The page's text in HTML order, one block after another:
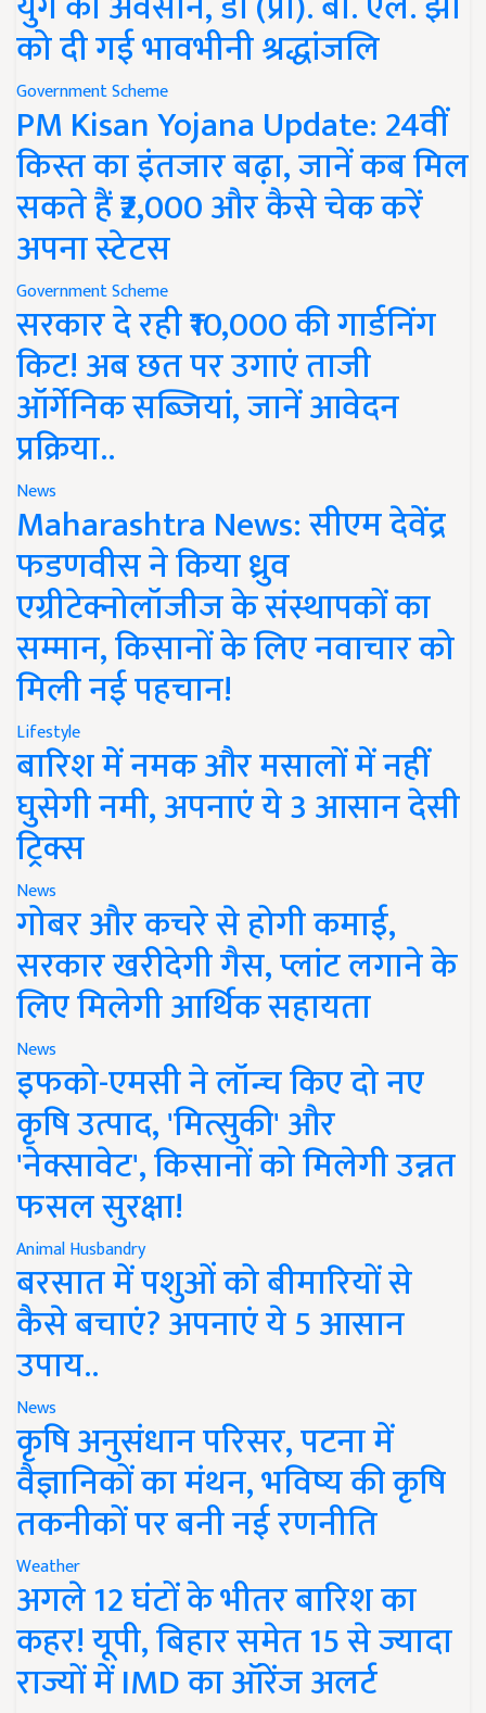
को दी गई भावभीनी श्रद्धांजलि
Government Scheme
PM Kisan Yojana Update: 24वीं
किस्त का इंतजार बढ़ा, जानें कब मिल
सकते हैं ₹2,000 और कैसे चेक करें
अपना स्टेटस
Government Scheme
सरकार दे रही ₹10,000 की गार्डनिंग
किट! अब छत पर उगाएं ताजी
ऑर्गेनिक सब्जियां, जानें आवेदन
प्रक्रिया..
News
Maharashtra News: सीएम देवेंद्र
फडणवीस ने किया ध्रुव
एग्रीटेक्नोलॉजीज के संस्थापकों का
सम्मान, किसानों के लिए नवाचार को
मिली नई पहचान!
Lifestyle
बारिश में नमक और मसालों में नहीं
घुसेगी नमी, अपनाएं ये 3 आसान देसी
ट्रिक्स
News
गोबर और कचरे से होगी कमाई,
सरकार खरीदेगी गैस, प्लांट लगाने के
लिए मिलेगी आर्थिक सहायता
News
इफको-एमसी ने लॉन्च किए दो नए
कृषि उत्पाद, 'मित्सुकी' और
'नेक्सावेट', किसानों को मिलेगी उन्नत
फसल सुरक्षा!
Animal Husbandry
बरसात में पशुओं को बीमारियों से
कैसे बचाएं? अपनाएं ये 5 आसान
उपाय..
News
कृषि अनुसंधान परिसर, पटना में
वैज्ञानिकों का मंथन, भविष्य की कृषि
तकनीकों पर बनी नई रणनीति
Weather
अगले 12 घंटों के भीतर बारिश का
कहर! यूपी, बिहार समेत 15 से ज्यादा
राज्यों में IMD का ऑरेंज अलर्ट